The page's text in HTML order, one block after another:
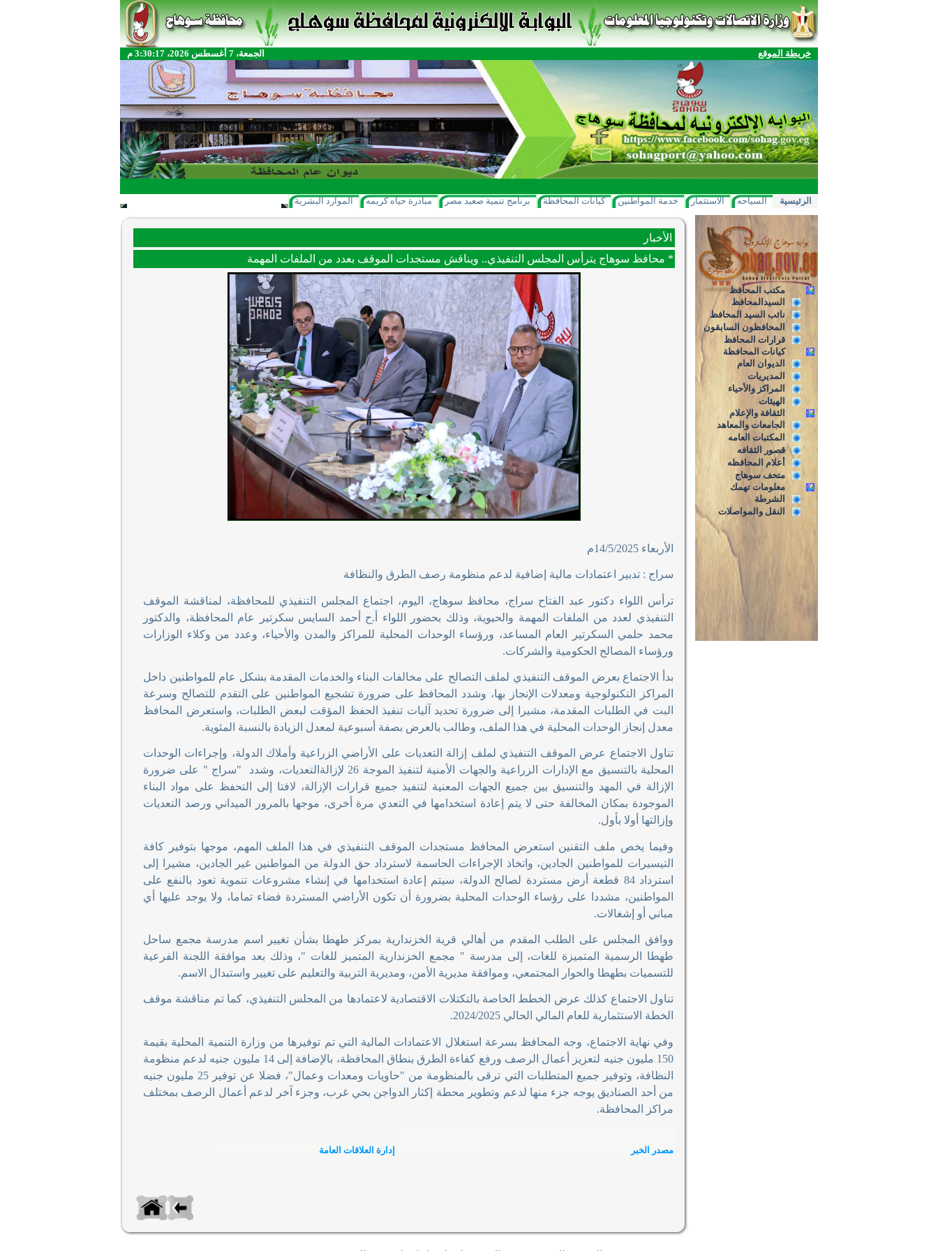
خريطة الموقع الجمعة، 7 أغسطس 2026، 3:30:17 م
الرئيسية السياحه الاستثمار خدمة المواطنين كيانات المحافظة برنامج تنمية صعيد مصر مبادرة حياه كريمه الموارد البشرية
مكتب المحافظ
السيدالمحافظ
نائب السيد المحافظ
المحافظون السابقون
قرارات المحافظ
كيانات المحافظة
الديوان العام
المديريات
المراكز والأحياء
الهيئات
الثقافة والإعلام
الجامعات والمعاهد
المكتبات العامه
قصور الثقافه
أعلام المحافظه
متحف سوهاج
معلومات تهمك
الشرطة
النقل والمواصلات
الأخبار
* محافظ سوهاج يترأس المجلس التنفيذي.. ويناقش مستجدات الموقف بعدد من الملفات المهمة
الأربعاء 14/5/2025م
سراج : تدبير اعتمادات مالية إضافية لدعم منظومة رصف الطرق والنظافة
ترأس اللواء دكتور عبد الفتاح سراج، محافظ سوهاج، اليوم، اجتماع المجلس التنفيذي للمحافظة، لمناقشة الموقف
التنفيذي لعدد من الملفات المهمة والحيوية، وذلك بحضور اللواء أ.ح أحمد السايس سكرتير عام المحافظة، والدكتور
محمد حلمي السكرتير العام المساعد، ورؤساء الوحدات المحلية للمراكز والمدن والأحياء، وعدد من وكلاء الوزارات
ورؤساء المصالح الحكومية والشركات.
بدأ الاجتماع بعرض الموقف التنفيذي لملف التصالح على مخالفات البناء والخدمات المقدمة بشكل عام للمواطنين داخل
المراكز التكنولوجية ومعدلات الإنجاز بها، وشدد المحافظ على ضرورة تشجيع المواطنين على التقدم للتصالح وسرعة
البت في الطلبات المقدمة، مشيرا إلى ضرورة تحديد آليات تنفيذ الحفظ المؤقت لبعض الطلبات، واستعرض المحافظ
معدل إنجاز الوحدات المحلية في هذا الملف، وطالب بالعرض بصفة أسبوعية لمعدل الزيادة بالنسبة المئوية.
تناول الاجتماع عرض الموقف التنفيذي لملف إزالة التعديات على الأراضي الزراعية وأملاك الدولة، وإجراءات الوحدات
المحلية بالتنسيق مع الإدارات الزراعية والجهات الأمنية لتنفيذ الموجة 26 لإزالةالتعديات، وشدد
"سراج " على ضرورة
الإزالة في المهد والتنسيق بين جميع الجهات المعنية لتنفيذ جميع قرارات الإزالة، لافتا إلى التحفظ على مواد البناء
الموجودة بمكان المخالفة حتى لا يتم إعادة استخدامها في التعدي مرة أخرى، موجها بالمرور الميداني ورصد التعديات
وإزالتها أولا بأول.
وفيما يخص ملف التقنين استعرض المحافظ مستجدات الموقف التنفيذي في هذا الملف المهم، موجها بتوفير كافة
التيسيرات للمواطنين الجادين، واتخاذ الإجراءات الحاسمة لاسترداد حق الدولة من المواطنين غير الجادين، مشيرا إلى
استرداد 84 قطعة أرض مستردة لصالح الدولة، سيتم إعادة استخدامها في إنشاء مشروعات تنموية تعود بالنفع على
المواطنين، مشددا على رؤساء الوحدات المحلية بضرورة أن تكون الأراضي المستردة فضاء تماما، ولا يوجد عليها أي
مباني أو إشغالات.
ووافق المجلس على الطلب المقدم من أهالي قرية الخزندارية بمركز طهطا بشأن تغيير اسم مدرسة مجمع ساحل
طهطا الرسمية المتميزة للغات، إلى مدرسة " مجمع الخزندارية المتميز للغات "، وذلك بعد موافقة اللجنة الفرعية
للتسميات بطهطا والحوار المجتمعي، وموافقة مديرية الأمن، ومديرية التربية والتعليم على تغيير واستبدال الاسم.
تناول الاجتماع كذلك عرض الخطط الخاصة بالتكتلات الاقتصادية لاعتمادها من المجلس التنفيذي، كما تم مناقشة موقف
الخطة الاستثمارية للعام المالي الحالي 2024/2025
.
وفي نهاية الاجتماع، وجه المحافظ بسرعة استغلال الاعتمادات المالية التي تم توفيرها من وزارة التنمية المحلية بقيمة
150 مليون جنيه لتعزيز أعمال الرصف ورفع كفاءة الطرق بنطاق المحافظة، بالإضافة إلى 14 مليون جنيه لدعم منظومة
النظافة، وتوفير جميع المتطلبات التي ترقى بالمنظومة من "حاويات ومعدات وعمال"، فضلا عن توفير 25 مليون جنيه
من أحد الصناديق يوجه جزء منها لدعم وتطوير محطة إكثار الدواجن بحي غرب، وجزء آخر لدعم أعمال الرصف بمختلف
مراكز المحافظة.
مصدر الخبر إدارة العلاقات العامة